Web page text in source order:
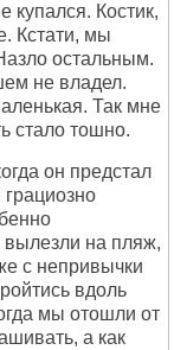
купался. Костик,
Кстати, мы
остальным.
не владел.
Так мне
стало тошно.
он предстал
вылезли на пляж,
с непривычки
вдоль
мы отошли от
а как